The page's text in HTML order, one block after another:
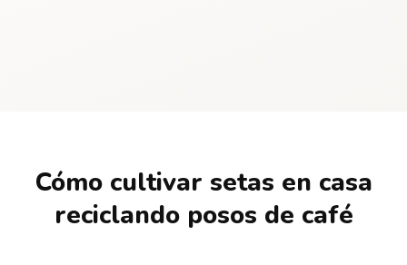
Cómo cultivar setas en casa
reciclando posos de café